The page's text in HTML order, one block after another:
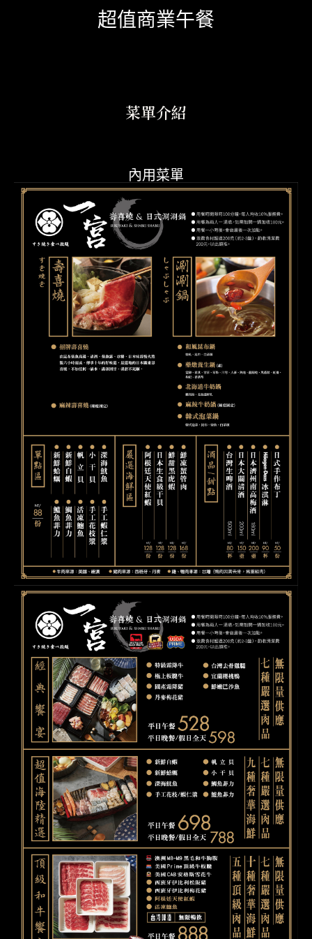
超值商業午餐
菜單介紹
內用菜單